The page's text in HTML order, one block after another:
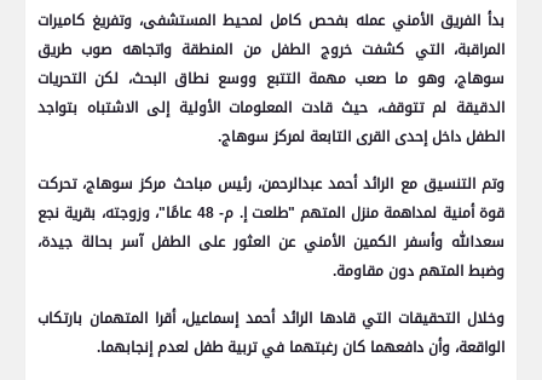
بدأ الفريق الأمني عمله بفحص كامل لمحيط المستشفى، وتفريغ كاميرات
المراقبة، التي كشفت خروج الطفل من المنطقة واتجاهه صوب طريق
سوهاج، وهو ما صعب مهمة التتبع ووسع نطاق البحث، لكن التحريات
الدقيقة لم تتوقف، حيث قادت المعلومات الأولية إلى الاشتباه بتواجد
الطفل داخل إحدى القرى التابعة لمركز سوهاج.
وتم التنسيق مع الرائد أحمد عبدالرحمن، رئيس مباحث مركز سوهاج، تحركت
قوة أمنية لمداهمة منزل المتهم "طلعت إ. م- 48 عامًا"، وزوجته، بقرية نجع
سعدالله وأسفر الكمين الأمني عن العثور على الطفل آسر بحالة جيدة،
وضبط المتهم دون مقاومة.
وخلال التحقيقات التي قادها الرائد أحمد إسماعيل، أقرا المتهمان بارتكاب
الواقعة، وأن دافعهما كان رغبتهما في تربية طفل لعدم إنجابهما.